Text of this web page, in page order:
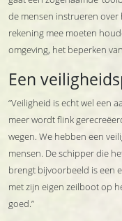
de mensen instrueren over
rekening mee moeten
omgeving, het beperken
Een
“Veiligheid is echt wel een
meer wordt flink
wegen. We hebben een
mensen. De schipper die
brengt bijvoorbeeld is een
met zijn eigen zeilboot op
goed.”